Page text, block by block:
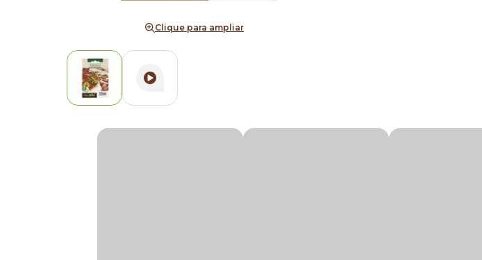
Clique para ampliar